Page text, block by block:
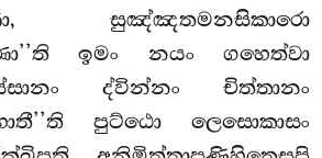
සුඤ්ඤතමනසිකාරො
ඉමං නයං ගහෙත්වා
ද්වින්නං චිත්තානං
පුට්ඨො ලෙසොකාසං